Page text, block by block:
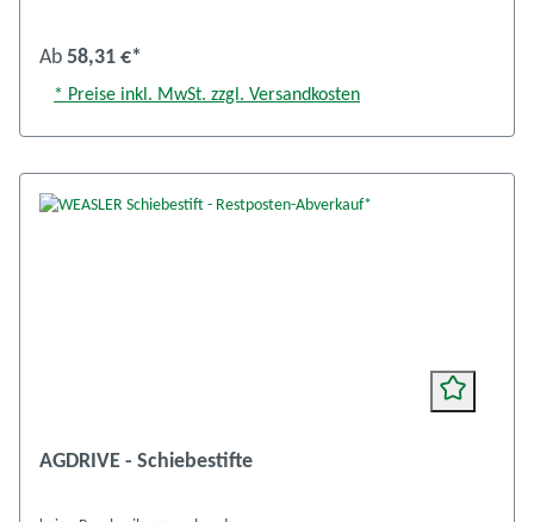
Ab 58,31 €*
* Preise inkl. MwSt. zzgl. Versandkosten
AGDRIVE - Schiebestifte